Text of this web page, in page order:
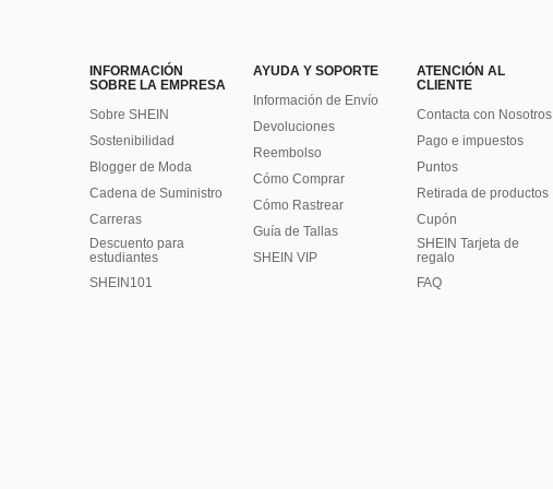
INFORMACIÓN
SOBRE LA EMPRESA
Sobre SHEIN
Sostenibilidad
Blogger de Moda
Cadena de Suministro
Carreras
Descuento para
estudiantes
SHEIN101
AYUDA Y SOPORTE
Información de Envío
Devoluciones
Reembolso
Cómo Comprar
Cómo Rastrear
Guía de Tallas
SHEIN VIP
ATENCIÓN AL
CLIENTE
Contacta con Nosotros
Pago e impuestos
Puntos
Retirada de productos
Cupón
SHEIN Tarjeta de
regalo
FAQ